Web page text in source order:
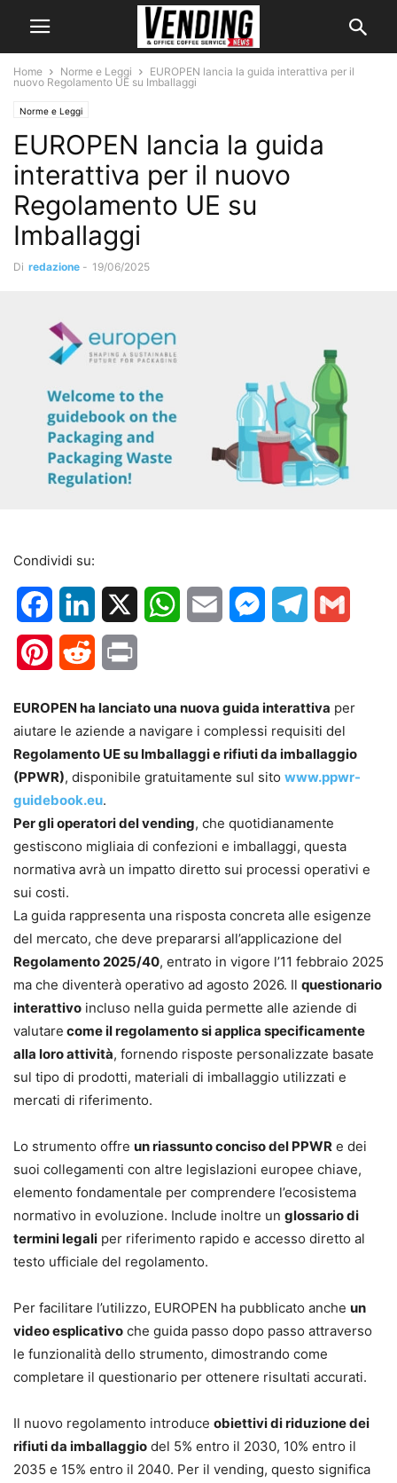
Home Norme e Leggi
EUROPEN lancia la guida interattiva per il
nuovo Regolamento UE su Imballaggi
Norme e Leggi
EUROPEN lancia la guida
interattiva per il nuovo
Regolamento UE su
Imballaggi
Di redazione - 19/06/2025
Condividi su:
FacebookLinkedIn WhatsApp
Email MessengerTelegram
PinterestReddit
EUROPEN ha lanciato una nuova guida interattiva per
aiutare le aziende a navigare i complessi requisiti del
Regolamento UE su Imballaggi e rifiuti da imballaggio
(PPWR), disponibile gratuitamente sul sito www.ppwr-
guidebook.eu.
Per gli operatori del vending, che quotidianamente
gestiscono migliaia di confezioni e imballaggi, questa
normativa avrà un impatto diretto sui processi operativi e
sui costi.
La guida rappresenta una risposta concreta alle esigenze
del mercato, che deve prepararsi all’applicazione del
Regolamento 2025/40, entrato in vigore l’11 febbraio 2025
ma che diventerà operativo ad agosto 2026. Il questionario
interattivo incluso nella guida permette alle aziende di
valutare come il regolamento si applica specificamente
alla loro attività, fornendo risposte personalizzate basate
sul tipo di prodotti, materiali di imballaggio utilizzati e
mercati di riferimento.
Lo strumento offre un riassunto conciso del PPWR e dei
suoi collegamenti con altre legislazioni europee chiave,
elemento fondamentale per comprendere l’ecosistema
normativo in evoluzione. Include inoltre un glossario di
termini legali per riferimento rapido e accesso diretto al
testo ufficiale del regolamento.
Per facilitare l’utilizzo, EUROPEN ha pubblicato anche un
video esplicativo che guida passo dopo passo attraverso
le funzionalità dello strumento, dimostrando come
completare il questionario per ottenere risultati accurati.
Il nuovo regolamento introduce obiettivi di riduzione dei
rifiuti da imballaggio del 5% entro il 2030, 10% entro il
2035 e 15% entro il 2040. Per il vending, questo significa